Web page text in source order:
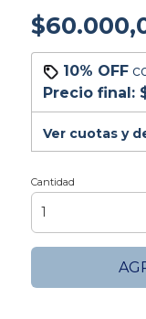
10% OFF
Precio final:
Ver cuotas y
Cantidad